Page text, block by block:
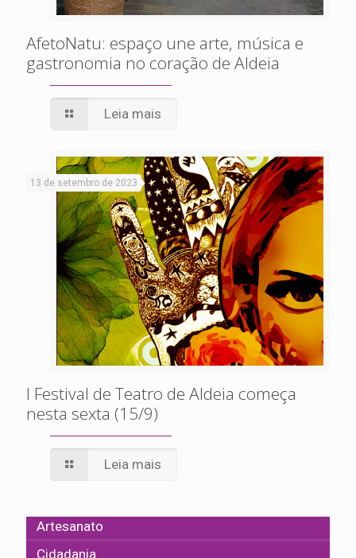
AfetoNatu: espaço une arte, música e
gastronomia no coração de Aldeia
Leia mais
13 de setembro de 2023
I Festival de Teatro de Aldeia começa
nesta sexta (15/9)
Leia mais
Artesanato
Cidadania